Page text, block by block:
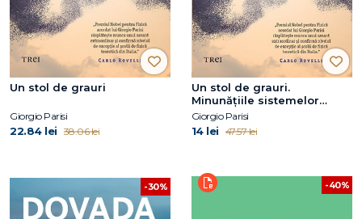
Un stol de grauri
Giorgio Parisi
22.84 lei 38.06 lei
Un stol de grauri.
Minunățiile sistemelor
complexe
Giorgio Parisi
14 lei 47.57 lei
-30% -40%